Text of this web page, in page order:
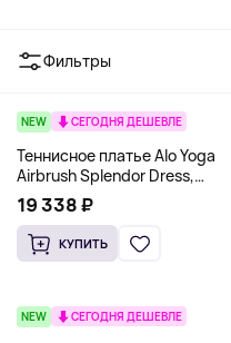
Фильтры
NEW СЕГОДНЯ ДЕШЕВЛЕ
Теннисное платье Alo Yoga
Airbrush Splendor Dress,
белый
19 338 ₽
КУПИТЬ
NEW СЕГОДНЯ ДЕШЕВЛЕ